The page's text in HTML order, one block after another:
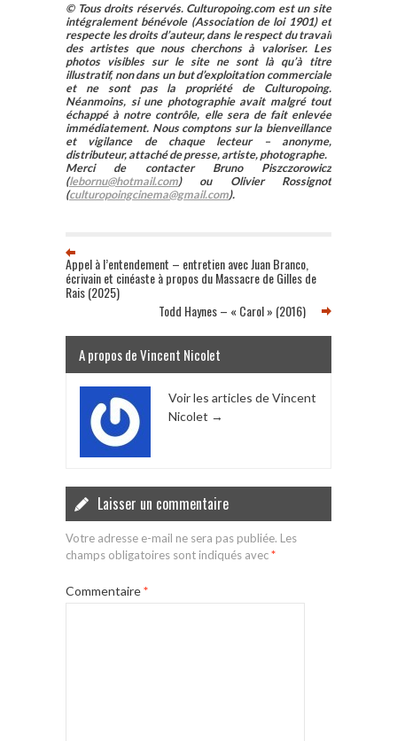
© Tous droits réservés. Culturopoing.com est un site
intégralement bénévole (Association de loi 1901) et
respecte les droits d’auteur, dans le respect du travail
des artistes que nous cherchons à valoriser. Les
photos visibles sur le site ne sont là qu’à titre
illustratif, non dans un but d’exploitation commerciale
et ne sont pas la propriété de Culturopoing.
Néanmoins, si une photographie avait malgré tout
échappé à notre contrôle, elle sera de fait enlevée
immédiatement. Nous comptons sur la bienveillance
et vigilance de chaque lecteur – anonyme,
distributeur, attaché de presse, artiste, photographe.
Merci de contacter Bruno Piszczorowicz
(lebornu@hotmail.com) ou Olivier Rossignot
(culturopoingcinema@gmail.com).
Appel à l’entendement – entretien avec Juan Branco,
écrivain et cinéaste à propos du Massacre de Gilles de
Rais (2025)
Todd Haynes – « Carol » (2016)
A propos de Vincent Nicolet
Voir les articles de Vincent
Nicolet →
Laisser un commentaire
Votre adresse e-mail ne sera pas publiée. Les
champs obligatoires sont indiqués avec*
Commentaire*